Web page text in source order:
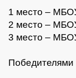
1 место –
2 место –
3 место –
Победителями